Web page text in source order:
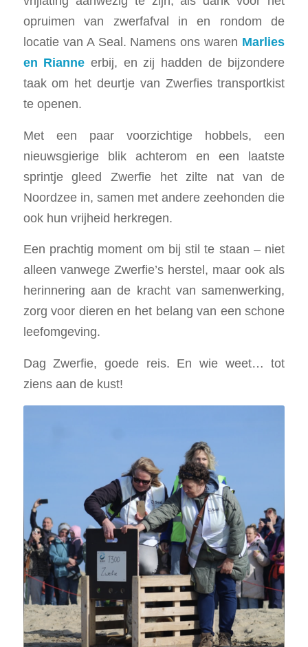
opruimen van zwerfafval in en rondom de
locatie van A Seal. Namens ons waren Marlies
en Rianne erbij, en zij hadden de bijzondere
taak om het deurtje van Zwerfies transportkist
te openen.
Met een paar voorzichtige hobbels, een
nieuwsgierige blik achterom en een laatste
sprintje gleed Zwerfie het zilte nat van de
Noordzee in, samen met andere zeehonden die
ook hun vrijheid herkregen.
Een prachtig moment om bij stil te staan – niet
alleen vanwege Zwerfie’s herstel, maar ook als
herinnering aan de kracht van samenwerking,
zorg voor dieren en het belang van een schone
leefomgeving.
Dag Zwerfie, goede reis. En wie weet… tot
ziens aan de kust!